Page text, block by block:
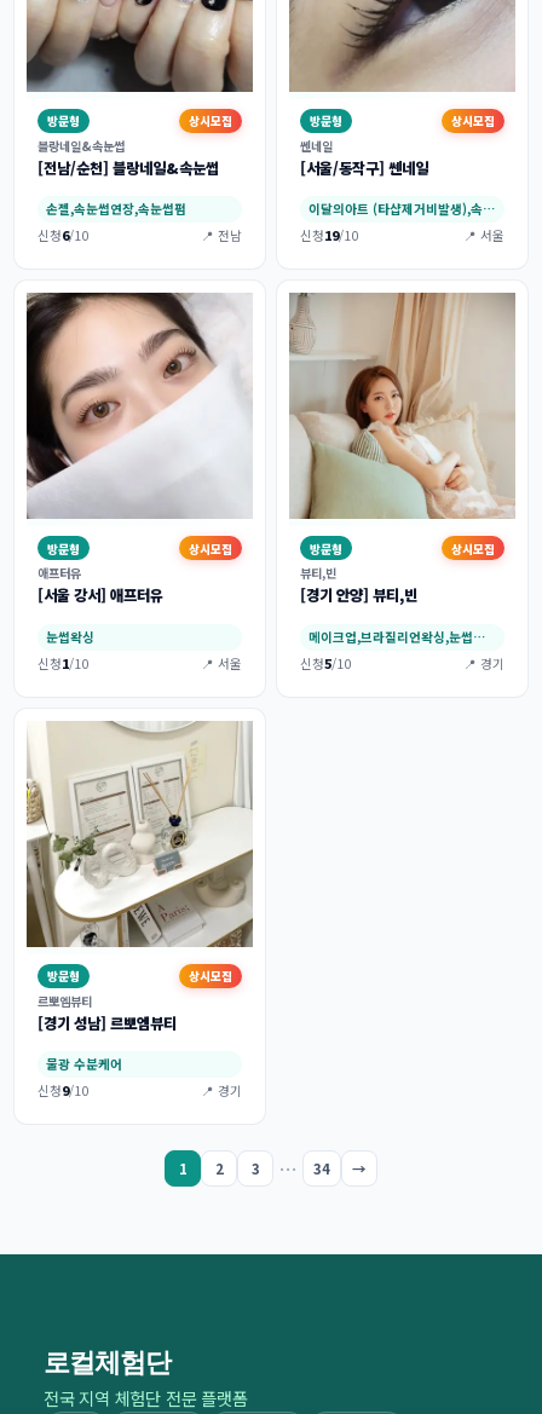
방문형
상시모집
블랑네일&속눈썹
[전남/순천] 블랑네일&속눈썹
손젤,속눈썹연장,속눈썹펌
신청6/10 📍 전남
방문형
상시모집
쎈네일
[서울/동작구] 쎈네일
이달의아트 (타샵제거비발생),속눈썹펌,속눈썹…
신청19/10 📍 서울
방문형
상시모집
애프터유
[서울 강서] 애프터유
눈썹왁싱
신청1/10 📍 서울
방문형
상시모집
뷰티,빈
[경기 안양] 뷰티,빈
메이크업,브라질리언왁싱,눈썹왁싱,헤어라인왁싱…
신청5/10 📍 경기
방문형
상시모집
르뽀엠뷰티
[경기 성남] 르뽀엠뷰티
물광 수분케어
신청9/10 📍 경기
1 2 3 … 34 →
로컬체험단
전국 지역 체험단 전문 플랫폼